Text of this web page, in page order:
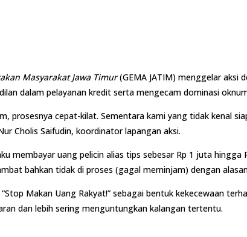
Masyarakat Jawa Timur(GEMA JATIM) menggelar aksi
dalam pelayanan kredit serta mengecam dominasi
prosesnya cepat-kilat. Sementara kami yang tidak kenal
Cholis Saifudin, koordinator lapangan aksi.
membayar uang pelicin alias tips sebesar Rp 1 juta
bahkan tidak di proses (gagal meminjam) dengan
Makan Uang Rakyat!” sebagai bentuk kekecewaan
dan lebih sering menguntungkan kalangan tertentu.